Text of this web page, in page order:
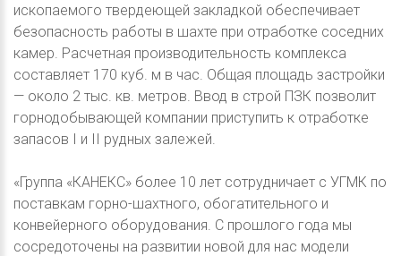
ископаемого твердеющей закладкой обеспечивает
безопасность работы в шахте при отработке соседних
камер. Расчетная производительность комплекса
составляет 170 куб. м в час. Общая площадь застройки
— около 2 тыс. кв. метров. Ввод в строй ПЗК позволит
горнодобывающей компании приступить к отработке
запасов I и II рудных залежей.
«Группа «КАНЕКС» более 10 лет сотрудничает с УГМК по
поставкам горно-шахтного, обогатительного и
конвейерного оборудования. С прошлого года мы
сосредоточены на развитии новой для нас модели